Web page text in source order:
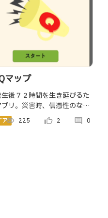
マップ
後７２時間を生き延びるた
リ。災害時、信憑性のない
わされ、避難が遅れるとい
発生している。事前登録情
アvisibility 225 thumb_up_alt 2 comment 0